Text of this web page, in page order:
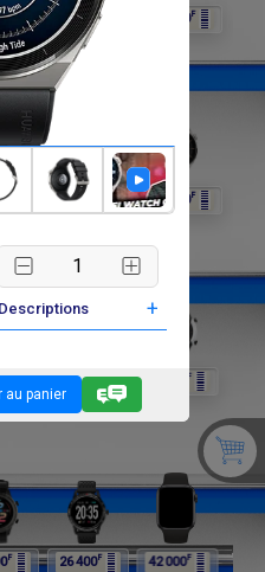
Descriptions +
au panier
F 168 000F 168 000F
F 222 000 222 000F
F 174 000F F
F 26 400F 42 000F